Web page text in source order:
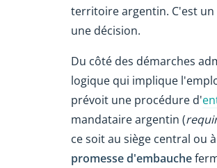
territoire argentin. C'est
une décision.
Du côté des démarches
logique qui implique
prévoit une procédure d'
mandataire argentin (
ce soit au siège central ou
promesse d'embauche